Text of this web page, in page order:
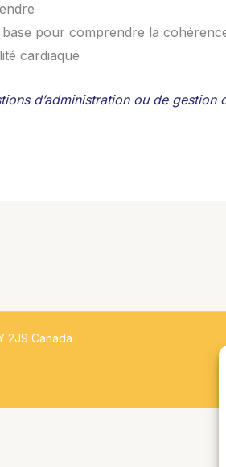
pour comprendre la
cardiaque
d’administration ou de
2J9 Canada